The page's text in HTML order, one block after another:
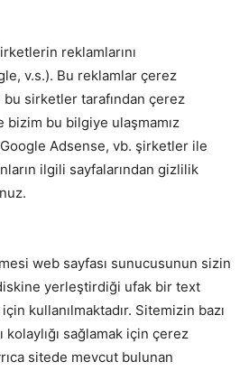
reklamlarını
v.s.). Bu reklamlar çerez
sirketler tarafından çerez
bu bilgiye ulaşmamız
Adsense, vb. şirketler ile
ilgili sayfalarından gizlilik
web sayfası sunucusunun sizin
yerleştirdiği ufak bir text
için kullanılmaktadır. Sitemizin bazı
kolaylığı sağlamak için çerez
sitede mevcut bulunan